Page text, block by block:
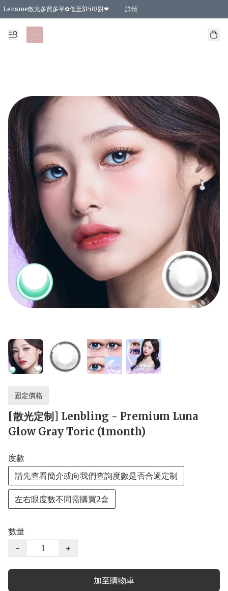
Lensme散光多買多平✿低至$150/對❤ 詳情
台灣Karacon⁩✧日拋 特價清貨❁⃘
日本韓國多款日/月拋現貨☼ 特價❤︎數量有限 售完即止
🇰🇷韓國多款月拋現貨 特價兩對$99✿數量有限 售完即止♫
精選商品，任選買2件或以上9 折；買4件或以上85 折；買6件或以上8 折
精選商品，任選買2件HKD 140.00；買4件HKD 260.00
精選商品，任選買2件HKD 190.00；買4件HKD 360.00
精選商品，任選買2件HKD 110.00；買4件HKD 180.00
精選商品，任選買2件HKD 170.00；買4件HKD 320.00
精選商品，任選買2件或以上減HKD 148.00
精選商品，任選買2件或以上減HKD 148.00
精選商品，任選買2件或以上95 折；買4件或以上9 折；買6件或以上85 折；買8件
精選商品，任選買12件或以上87 折
精選商品，任選買2件或以上減HKD 16.00；買4件或以上減HKD 32.00；買6
精選商品，任選買2件或以上95 折；買4件或以上9 折；買8件或以上85 折；買12
購物滿 HKD 800.00即享免運費優惠！（適用於 特定的送貨方式 )
固定價格
[散光定制] Lenbling - Premium Luna
Glow Gray Toric (1month)
度數
請先查看簡介或向我們查詢度數是否合適定制
左右眼度數不同需購買2盒
數量
−
+
加至購物車